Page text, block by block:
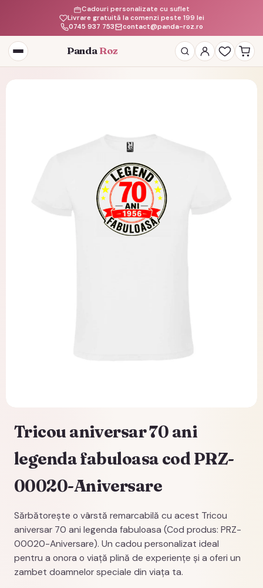
Livrare gratuită la comenzi peste 199 lei
Cadouri personalizate cu suflet
0745 937 753
contact@panda-roz.ro
Deschide
meniul
Panda Roz
Tricou aniversar 70 ani
legenda fabuloasa cod PRZ-
00020-Aniversare
Sărbătorește o vârstă remarcabilă cu acest Tricou
aniversar 70 ani legenda fabuloasa (Cod produs: PRZ-
00020-Aniversare). Un cadou personalizat ideal
pentru a onora o viață plină de experiențe și a oferi un
zambet doamnelor speciale din viața ta.